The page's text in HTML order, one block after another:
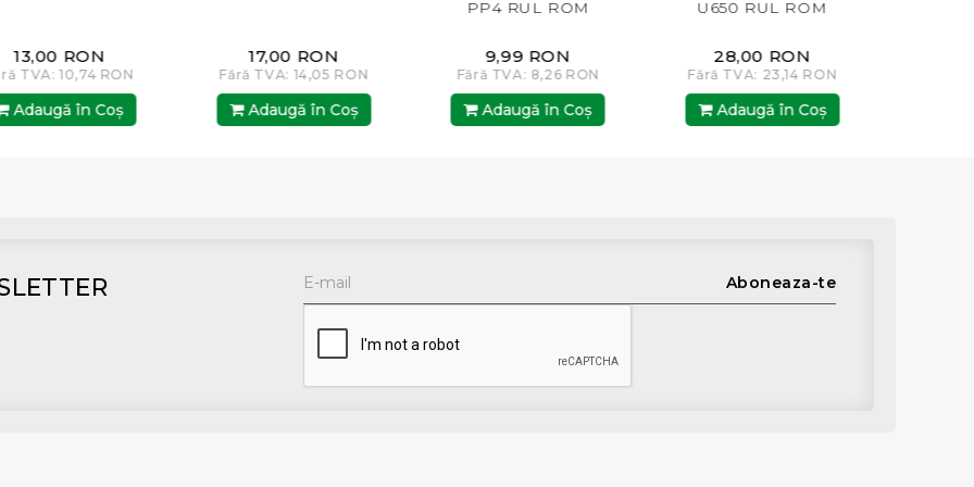
RON
10,74 RON
în Coş
17,00 RON
Fără TVA: 14,05 RON
Adaugă în Coş
PP4 RUL ROM
9,99 RON
Fără TVA: 8,26 RON
Adaugă în Coş
U650 RUL ROM
28,00 RON
Fără TVA: 23,14 RON
Adaugă în Coş
Aboneaza-te